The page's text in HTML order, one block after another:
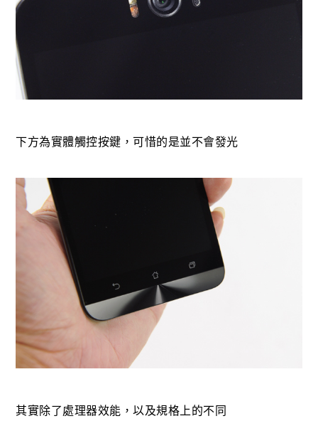
下方為實體觸控按鍵，可惜的是並不會發光
其實除了處理器效能，以及規格上的不同